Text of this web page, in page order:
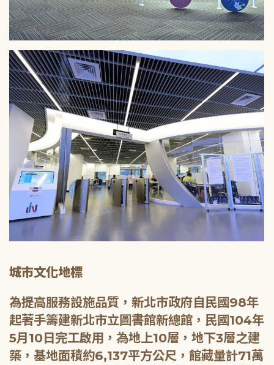
城市文化地標
為提高服務設施品質，新北市政府自民國98年
起著手籌建新北市立圖書館新總館，民國104年
5月10日完工啟用，為地上10層，地下3層之建
築，基地面積約6,137平方公尺，館藏量計71萬